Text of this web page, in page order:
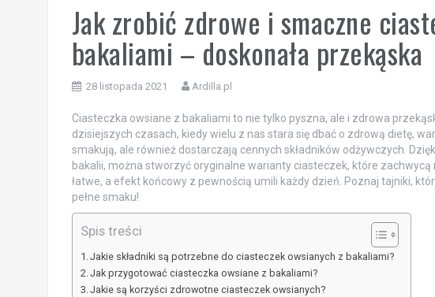
Jak zrobić zdrowe i smaczne
bakaliami – doskonała przekąska
28 listopada 2021 Ardilla.pl
Ciasteczka owsiane z bakaliami to nie tylko pyszna, ale i zdrowa
dzisiejszych czasach, kiedy wielu z nas stara się dbać o zdrową dietę,
smakują, ale również dostarczają cennych składników odżywczych.
bakalii, można stworzyć oryginalne warianty ciasteczek, które
łatwe, a efekt końcowy z pewnością umili każdy dzień. Poznaj tajniki,
pełne smaku!
Spis treści
Jakie składniki są potrzebne do ciasteczek owsianych z bakaliami?
Jak przygotować ciasteczka owsiane z bakaliami?
Jakie są korzyści zdrowotne ciasteczek owsianych?